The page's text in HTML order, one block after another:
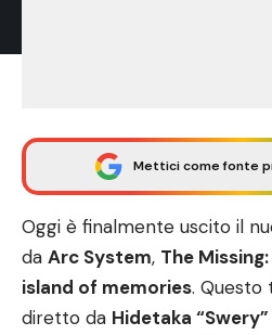
Mettici come fonte
Oggi è finalmente uscito il
da Arc System, The
island of memories.
diretto da Hidetaka